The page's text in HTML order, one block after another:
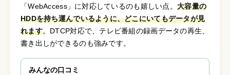
「WebAccess」に対応しているのも嬉しい点。 大容量の
HDDを持ち運んでいるように、どこにいてもデータが見
れます。DTCP対応で、テレビ番組の録画データの再生、
書き出しができるのも強みです。
みんなの口コミ